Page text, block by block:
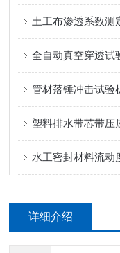
土工布渗透系数测
全自动真空穿透试
管材落锤冲击试验
塑料排水带芯带压
详细介绍